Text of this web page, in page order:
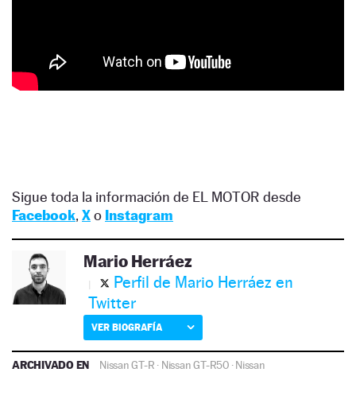
Sigue toda la información de EL MOTOR desde
Facebook, Xo Instagram
Mario Herráez
Perfil de Mario Herráez en
Twitter
VER BIOGRAFÍA
ARCHIVADO EN Nissan GT-R · Nissan GT-R50·Nissan